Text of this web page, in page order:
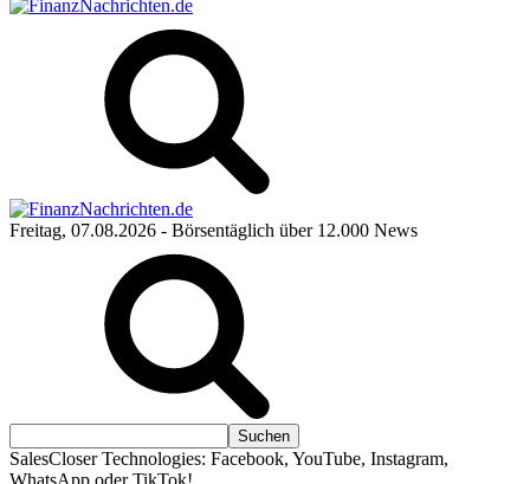
Freitag, 07.08.2026 - Börsentäglich über 12.000 News
SalesCloser Technologies: Facebook, YouTube, Instagram,
WhatsApp oder TikTok!